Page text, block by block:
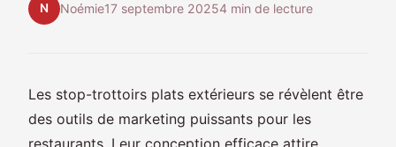
N Noémie17 septembre 20254 min de lecture
Les stop-trottoirs plats extérieurs se révèlent être
des outils de marketing puissants pour les
restaurants. Leur conception efficace attire